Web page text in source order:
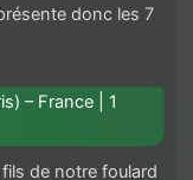
donc les 7
– France | 1
fils de notre foulard